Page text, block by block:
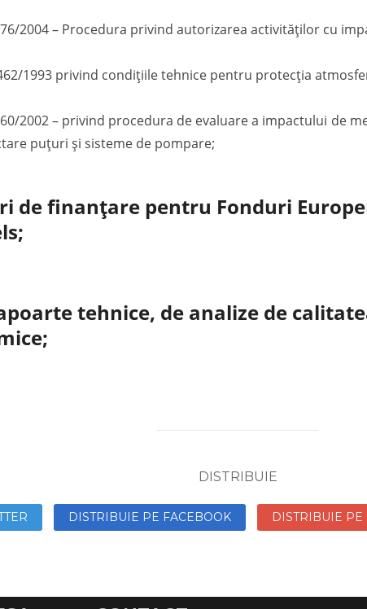
2004 – Procedura privind autorizarea activităților cu
1993 privind condițiile tehnice pentru protecția
2002 – privind procedura de evaluare a impactului de
puțuri și sisteme de pompare;
de finanțare pentru Fonduri
tehnice, de analize de
DISTRIBUIE
DISTRIBUIE PE FACEBOOK DISTRIBUIE PE